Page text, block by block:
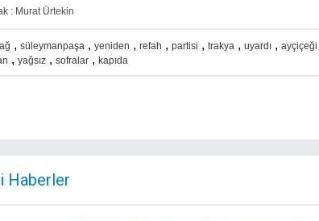
: Murat Ürtekin
, süleymanpaşa , yeniden , refah , partisi , trakya , uyardı , ayçiçeği
, yağsız , sofralar , kapıda
Haberler